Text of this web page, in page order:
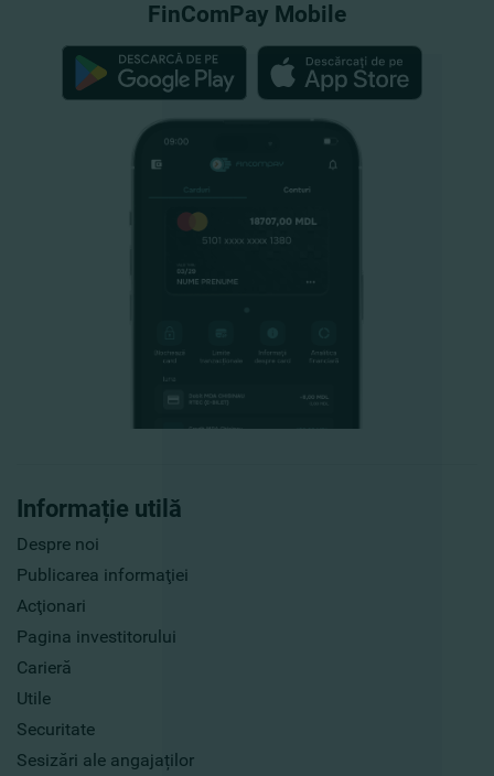
Informație utilă
Despre noi
Publicarea informaţiei
Acţionari
Pagina investitorului
Carieră
Utile
Securitate
Sesizări ale angajaților
FinComPay Mobile